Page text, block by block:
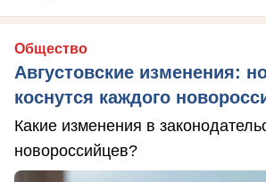
Общество
Августовские изменения:
коснутся каждого
Какие изменения в
новороссийцев?